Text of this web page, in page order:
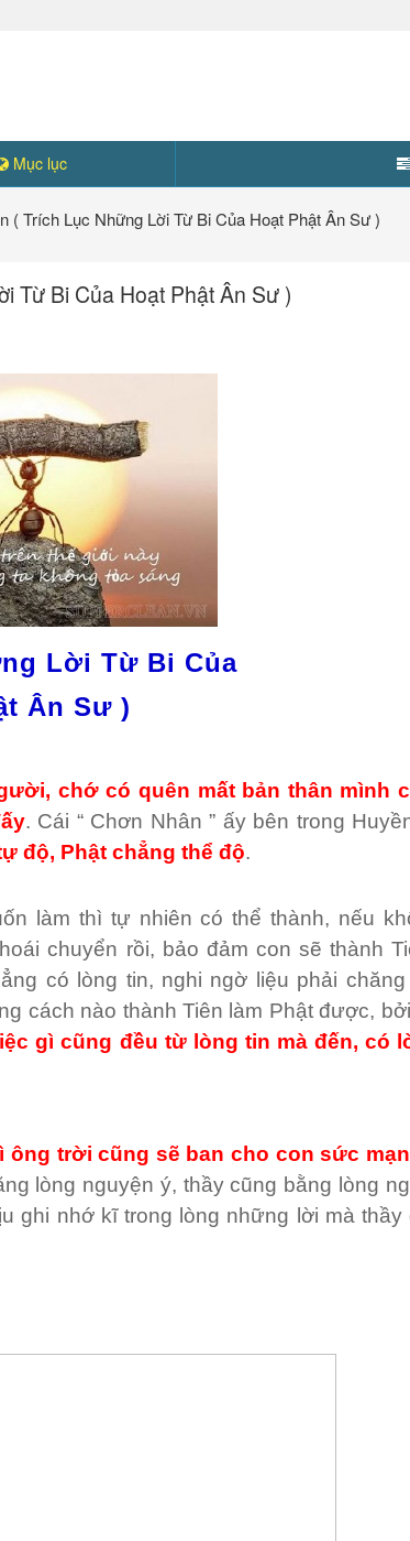
Mục lục
( Trích Lục Những Lời Từ Bi Của Hoạt Phật Ân Sư )
Từ Bi Của Hoạt Phật Ân Sư )
Lời Từ Bi Của
Ân Sư )
chớ có quên mất bản thân mình
. Cái “ Chơn Nhân ” ấy bên trong
độ, Phật chẳng thể độ.
làm thì tự nhiên có thể thành, nếu
chuyển rồi, bảo đảm con sẽ thành
có lòng tin, nghi ngờ liệu phải chăng
cách nào thành Tiên làm Phật được,
gì cũng đều từ lòng tin mà đến, có
trời cũng sẽ ban cho con sức
lòng nguyện ý, thầy cũng bằng lòng
ghi nhớ kĩ trong lòng những lời mà thầy